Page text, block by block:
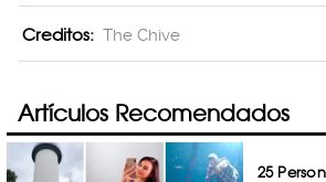
Creditos: The Chive
Artículos Recomendados
25